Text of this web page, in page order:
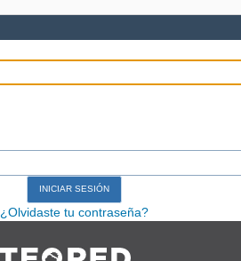
¿Olvidaste tu contraseña?